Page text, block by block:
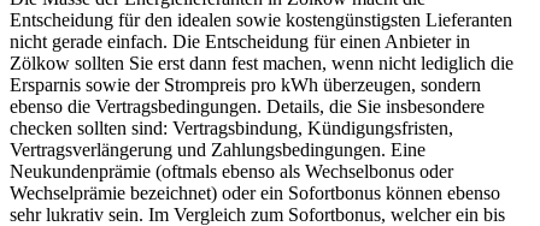
Entscheidung für den idealen sowie kostengünstigsten Lieferanten
nicht gerade einfach. Die Entscheidung für einen Anbieter in
Zölkow sollten Sie erst dann fest machen, wenn nicht lediglich die
Ersparnis sowie der Strompreis pro kWh überzeugen, sondern
ebenso die Vertragsbedingungen. Details, die Sie insbesondere
checken sollten sind: Vertragsbindung, Kündigungsfristen,
Vertragsverlängerung und Zahlungsbedingungen. Eine
Neukundenprämie (oftmals ebenso als Wechselbonus oder
Wechselprämie bezeichnet) oder ein Sofortbonus können ebenso
sehr lukrativ sein. Im Vergleich zum Sofortbonus, welcher ein bis